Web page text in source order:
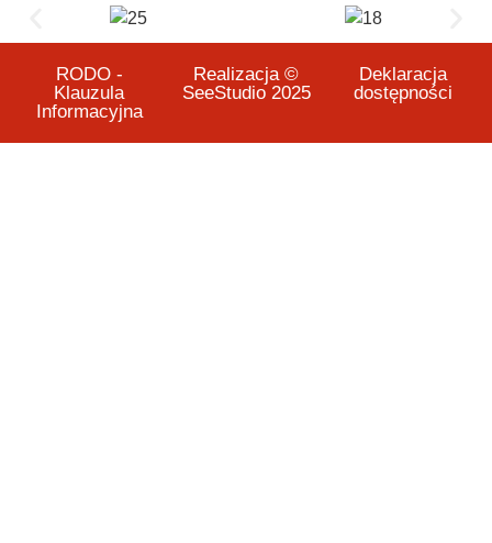
RODO -
Klauzula
Informacyjna
Realizacja ©
SeeStudio 2025
Deklaracja
dostępności